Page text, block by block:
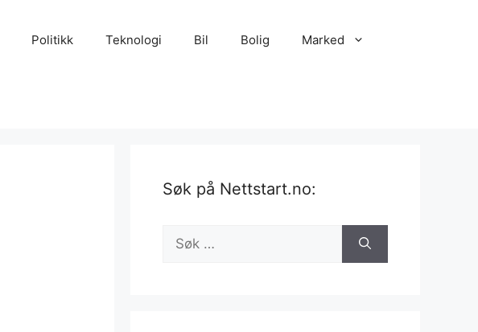
Politikk Teknologi Bil Bolig Marked
Søk på Nettstart.no:
Søk
etter: